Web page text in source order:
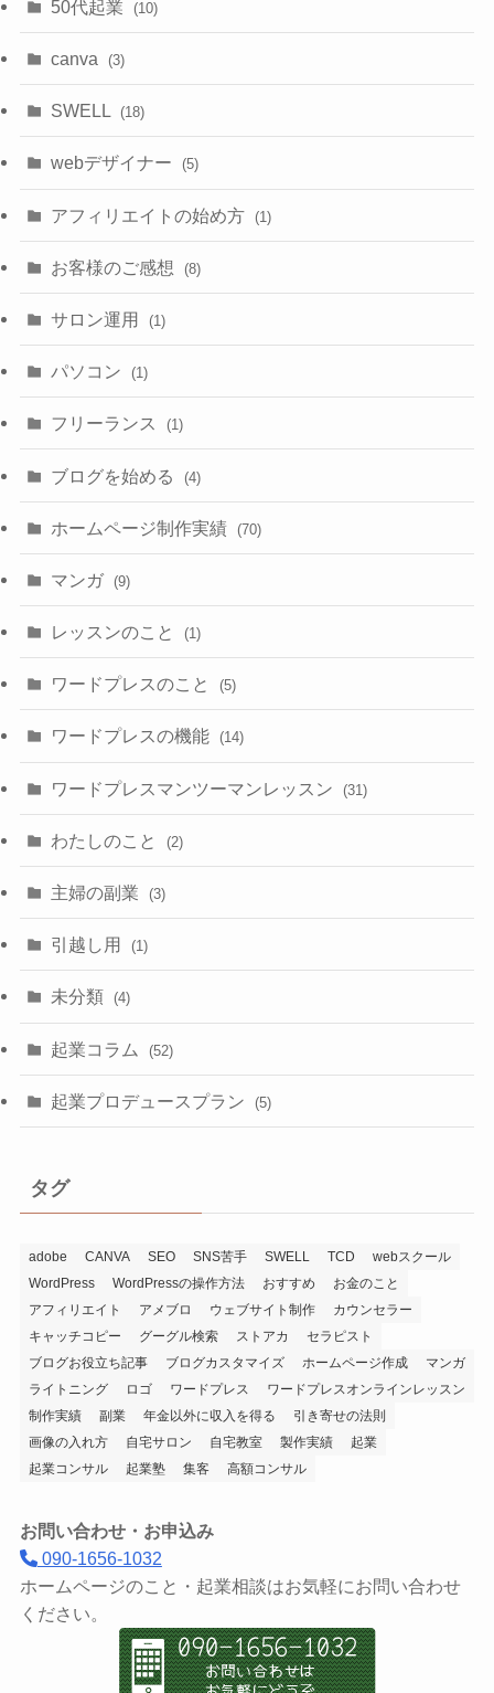
50代起業 (10)
canva (3)
SWELL (18)
webデザイナー (5)
アフィリエイトの始め方 (1)
お客様のご感想 (8)
サロン運用 (1)
パソコン (1)
フリーランス (1)
ブログを始める (4)
ホームページ制作実績 (70)
マンガ (9)
レッスンのこと (1)
ワードプレスのこと (5)
ワードプレスの機能 (14)
ワードプレスマンツーマンレッスン (31)
わたしのこと (2)
主婦の副業 (3)
引越し用 (1)
未分類 (4)
起業コラム (52)
起業プロデュースプラン (5)
タグ
adobe CANVA SEO SNS苦手 SWELL TCD
webスクール
WordPress
WordPressの操作方法 おすすめ
お金のこと
アフィリエイト
アメブロ ウェブサイト制作
カウンセラー
キャッチコピー
グーグル検索 ストアカ
セラピスト
ブログお役立ち記事
ブログカスタマイズ ホームページ作成
マンガ
ライトニング
ロゴ ワードプレス
ワードプレスオンラインレッスン
制作実績
副業 年金以外に収入を得る
引き寄せの法則
画像の入れ方
自宅サロン 自宅教室 製作実績
起業
起業コンサル
起業塾 集客 高額コンサル
お問い合わせ・お申込み
090-1656-1032
ホームページのこと・起業相談はお気軽にお問い合わせ
ください。